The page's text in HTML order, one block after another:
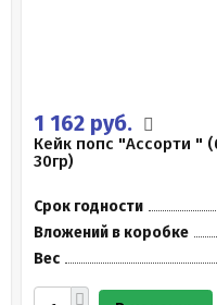
1 162 руб.
Кейк попс "Ассорти "
30гр)
Срок годности
Вложений в коробке
Вес